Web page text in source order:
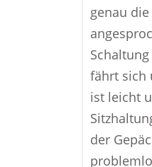
genau
fährt sich
ist leicht
der